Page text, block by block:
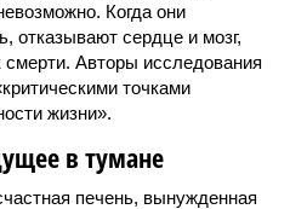
Когда они
отказывают сердце и мозг,
смерти. Авторы исследования
точками
жизни».
в тумане
печень, вынужденная